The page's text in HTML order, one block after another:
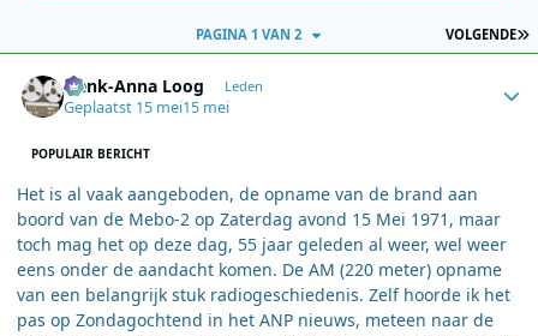
VOLGENDE
PAGINA 1 VAN 2
Henk-Anna Loog Leden
Geplaatst 15 mei15 mei
POPULAIR BERICHT
Het is al vaak aangeboden, de opname van de brand aan
boord van de Mebo-2 op Zaterdag avond 15 Mei 1971, maar
toch mag het op deze dag, 55 jaar geleden al weer, wel weer
eens onder de aandacht komen. De AM (220 meter) opname
van een belangrijk stuk radiogeschiedenis. Zelf hoorde ik het
pas op Zondagochtend in het ANP nieuws, meteen naar de